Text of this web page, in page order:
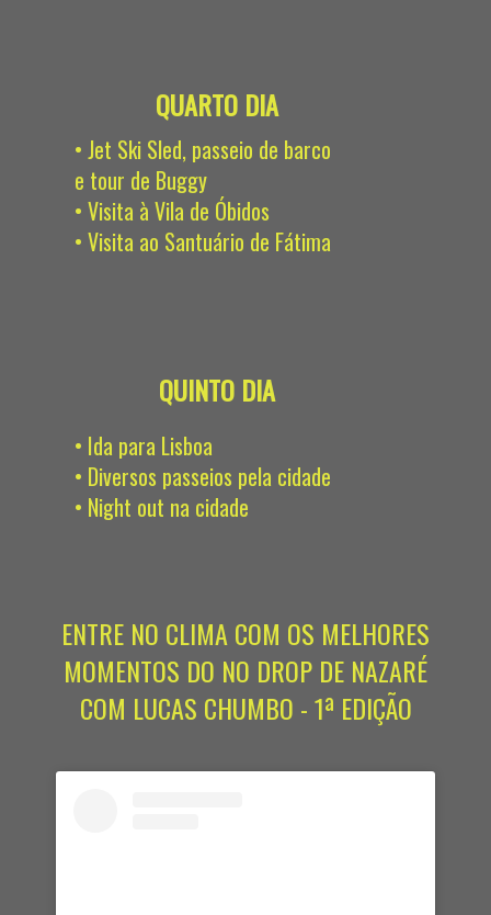
QUARTO DIA
• Jet Ski Sled, passeio de barco
e tour de Buggy
• Visita à Vila de Óbidos
• Visita ao Santuário de Fátima
QUINTO DIA
• Ida para Lisboa
• Diversos passeios pela cidade
• Night out na cidade
ENTRE NO CLIMA COM OS MELHORES
MOMENTOS DO NO DROP DE NAZARÉ
COM LUCAS CHUMBO - 1ª EDIÇÃO